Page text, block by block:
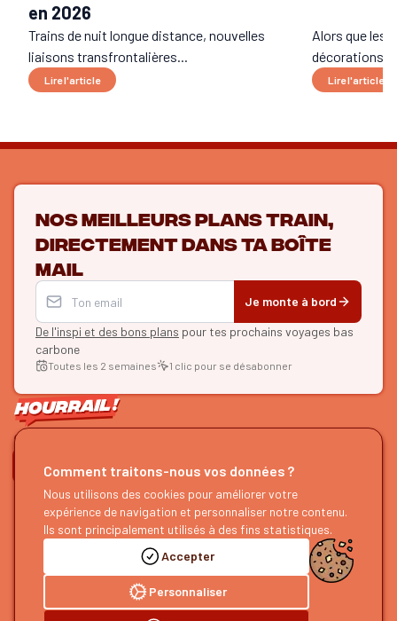
en 2026
Trains de nuit longue distance, nouvelles
liaisons transfrontalières...
Lire l'article
Alors que les
décorations
Lire l'article
Nos meilleurs plans train,
directement dans ta boîte
mail
Je monte à bord
De l'inspi et des bons plans pour tes prochains voyages bas
carbone
Toutes les 2 semaines 1 clic pour se désabonner
ON SE SUIT ?
HOURRAIL !
À propos
Devenir partenaire
Nous faire un retour
EXPLORER
Recherche d'itinéraires
Nos guides
Notre blog
Notre podcast
Accepter
Personnaliser
Comment traitons-nous vos données ?
Nous utilisons des cookies pour améliorer votre
expérience de navigation et personnaliser notre contenu.
Ils sont principalement utilisés à des fins statistiques.